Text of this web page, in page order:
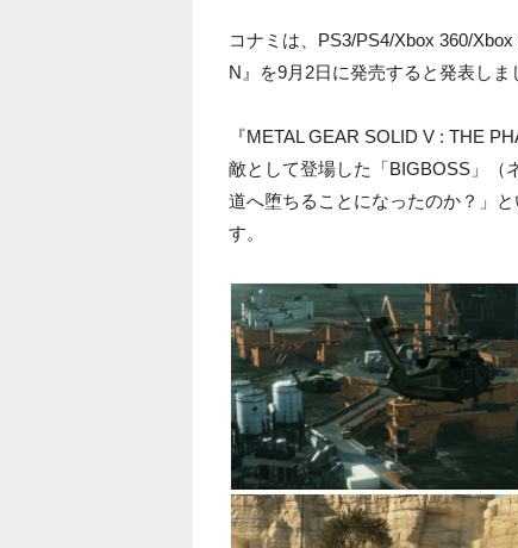
コナミは、PS3/PS4/Xbox 360/
N』を9月2日に発売すると発表しま
『METAL GEAR SOLID V : THE
敵として登場した「BIGBOSS」（
道へ堕ちることになったのか？」
す。